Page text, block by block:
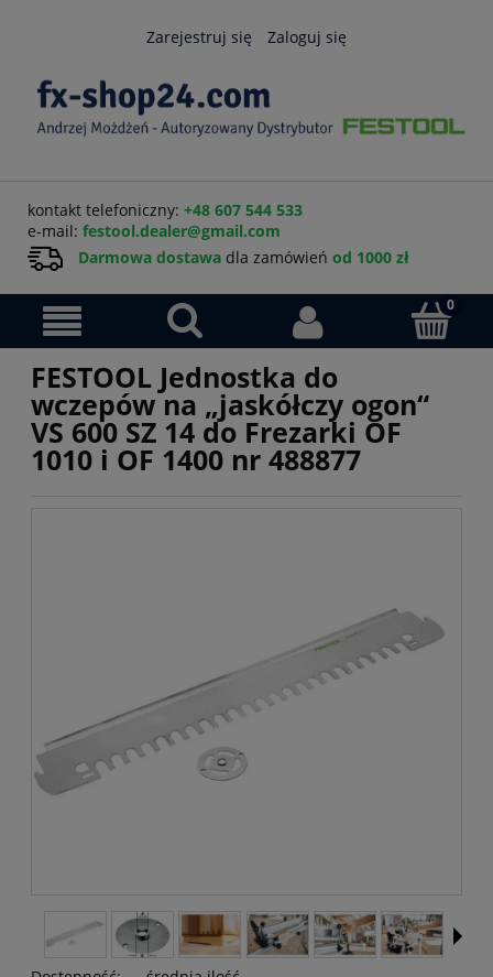
Zarejestruj się Zaloguj się
kontakt telefoniczny: +48 607 544 533
e-mail: festool.dealer@gmail.com
Darmowa dostawa dla zamówień od 1000 zł
FESTOOL Jednostka do
wczepów na „jaskółczy ogon“
VS 600 SZ 14 do Frezarki OF
1010 i OF 1400 nr 488877